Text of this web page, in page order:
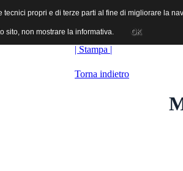
Nazionale Industrie Cinematografiche
| Stampa |
Torna indietro
tecnici propri e di terze parti al fine di migliorare la
sito, non mostrare la informativa. OK
tecnici propri e di terze parti al fine di migliorare la
sito, non mostrare la informativa. OK